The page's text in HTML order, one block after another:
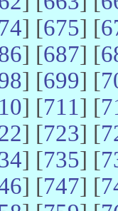
] [675] [
] [687] [
] [699] [
] [711] [
] [723] [
] [735] [
] [747] [